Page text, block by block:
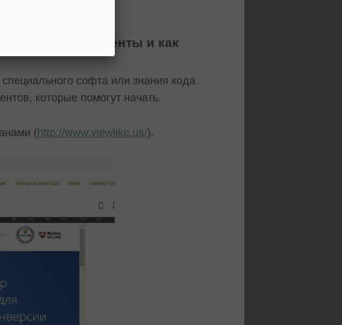
какие инструменты и как
софта или знания кода
которые помогут начать.
(http://www.viewlike.us/).